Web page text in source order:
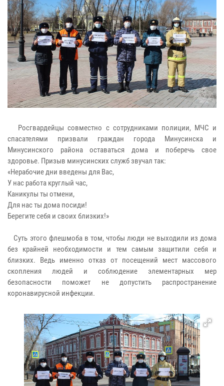
Росгвардейцы совместно с сотрудниками полиции, МЧС и
спасателями призвали граждан города Минусинска и
Минусинского района оставаться дома и поберечь свое
здоровье. Призыв минусинских служб звучал так:
«Нерабочие дни введены для Вас,
У нас работа круглый час,
Каникулы ты отмени,
Для нас ты дома посиди!
Берегите себя и своих близких!»
Суть этого флешмоба в том, чтобы люди не выходили из дома
без крайней необходимости и тем самым защитили себя и
близких. Ведь именно отказ от посещений мест массового
скопления людей и соблюдение элементарных мер
безопасности поможет не допустить распространение
коронавирусной инфекции.